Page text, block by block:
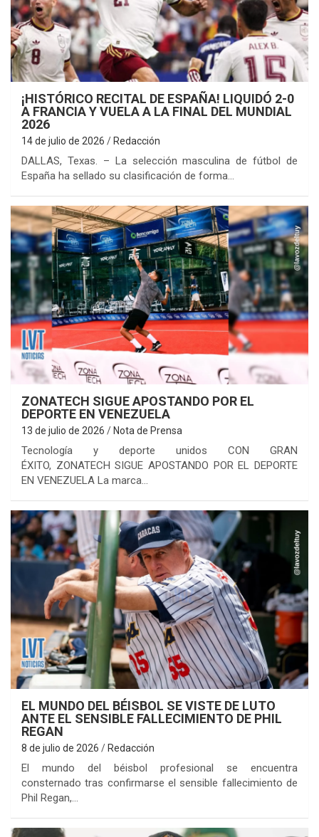
¡HISTÓRICO RECITAL DE ESPAÑA! LIQUIDÓ 2-0
A FRANCIA Y VUELA A LA FINAL DEL MUNDIAL
2026
14 de julio de 2026 Redacción
DALLAS, Texas. – La selección masculina de fútbol de
España ha sellado su clasificación de forma…
ZONATECH SIGUE APOSTANDO POR EL
DEPORTE EN VENEZUELA
13 de julio de 2026 Nota de Prensa
Tecnología y deporte unidos CON GRAN
ÉXITO, ZONATECH SIGUE APOSTANDO POR EL DEPORTE
EN VENEZUELA La marca…
EL MUNDO DEL BÉISBOL SE VISTE DE LUTO
ANTE EL SENSIBLE FALLECIMIENTO DE PHIL
REGAN
8 de julio de 2026 Redacción
El mundo del béisbol profesional se encuentra
consternado tras confirmarse el sensible fallecimiento de
Phil Regan,…